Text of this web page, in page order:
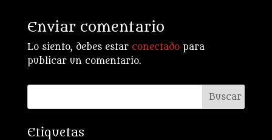
Enviar comentario
Lo siento, debes estar conectadopara
publicar un comentario.
Etiquetas